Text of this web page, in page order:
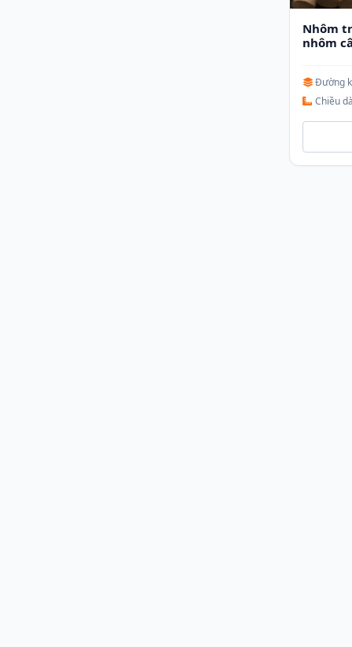
Nhôm
nhôm
Đường
Chiều